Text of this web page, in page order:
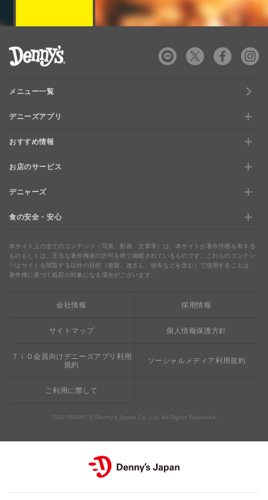
メニュー一覧
デニーズアプリ
新規登録、移行方法について
特典と交換できる！「デニーズポイント」
ステージアップでさらにお得！「ぷに」
最新情報をチェック
おすすめ情報
おすすめ情報
【店舗限定】ドキドキくじ
夏のデニーズめぐり
ウェルネス
完全メシ
お店のサービス
お店のサービス
地域の使える商品券＆子育て支援サービス
ブルーシーフード
ドリンクバー1杯お持ち帰り
デニャーズ
デニャーズ
わくわくファイル
デニャーズまんが
食の安全・安心
食の安全・安心
食の安全・安心への取り組み
本サイト上の全てのコンテンツ（写真、動画、文章等）は、本サイトが著作件権を有する
ものもしくは、正当な著作権者の許可を得て掲載されているものです。これらのコンテン
ツはサイトを閲覧する以外の目的（複製、改ざん、頒布などを含む）で使用することは、
著作権に基づく処罰の対象になる場合がございます。
会社情報 採用情報
サイトマップ 個人情報保護方針
７ｉＤ会員向けデニーズアプリ利用
規約
ソーシャルメディア利用規約
ご利用に際して
COPYRIGHT © Denny’s Japan Co.,Ltd. All Rights Reserved.